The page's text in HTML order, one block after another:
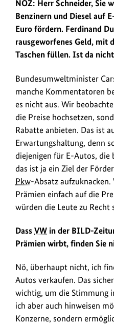
erklärt
Carsten
Schneider,
wie
pragmatisch
gelingt
mit
Autos,
Wärmepumpen
und
CO₂-
Bepreisung.
NOZ: Herr Schneider, Sie
Benzinern und Diesel auf
Euro fördern. Ferdinand
rausgeworfenes Geld, mit
Taschen füllen. Ist da
Bundesumweltminister
manche Kommentatoren
es nicht aus. Wir
die Preise hochsetzen,
Rabatte anbieten. Das ist
Erwartungshaltung, denn
diejenigen für E-Autos, die
das ist ja ein Ziel der
Pkw-Absatz
Prämien einfach auf die
würden die Leute zu Recht
Dass VW in der BILD-
Prämien wirbt, finden Sie
Nö, überhaupt nicht, ich
Autos verkaufen. Das
wichtig, um die Stimmung
ich aber auch hinweisen
Konzerne, sondern